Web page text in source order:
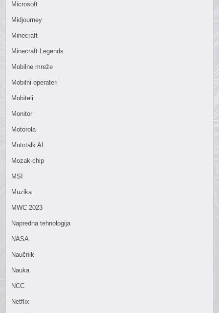
Microsoft
Midjourney
Minecraft
Minecraft Legends
Mobilne mreže
Mobilni operateri
Mobiteli
Monitor
Motorola
Mototalk AI
Mozak-chip
MSI
Muzika
MWC 2023
Napredna tehnologija
NASA
Naučnik
Nauka
NCC
Netflix